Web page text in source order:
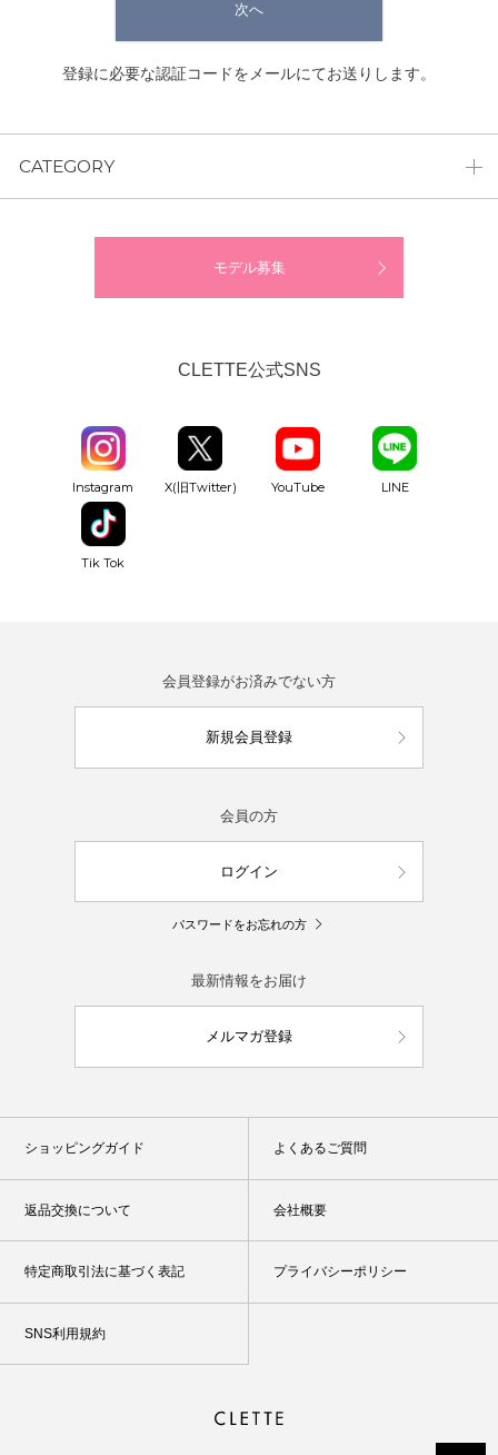
次へ
登録に必要な認証コードをメールにてお送りします。
CATEGORY
モデル募集
CLETTE公式SNS
Instagram X(旧Twitter) YouTube LINE
Tik Tok
会員登録がお済みでない方
新規会員登録
会員の方
ログイン
パスワードをお忘れの方
最新情報をお届け
メルマガ登録
ショッピングガイド よくあるご質問
返品交換について 会社概要
特定商取引法に基づく表記 プライバシーポリシー
SNS利用規約